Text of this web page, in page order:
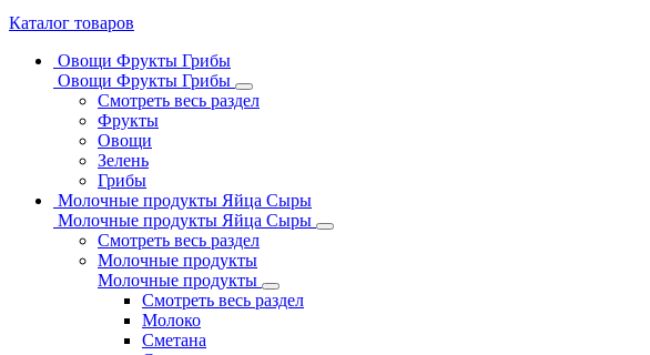
Каталог товаров
Овощи Фрукты Грибы
Овощи Фрукты Грибы
Смотреть весь раздел
Фрукты
Овощи
Зелень
Грибы
Молочные продукты Яйца Сыры
Молочные продукты Яйца Сыры
Смотреть весь раздел
Молочные продукты
Молочные продукты
Смотреть весь раздел
Молоко
Сметана